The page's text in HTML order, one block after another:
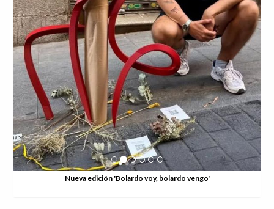
Nueva edición 'Bolardo voy, bolardo vengo'